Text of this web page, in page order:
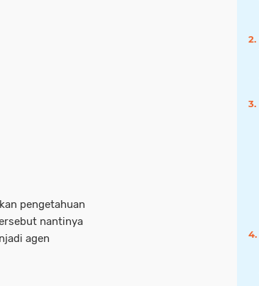
pengetahuan
nantinya
agen